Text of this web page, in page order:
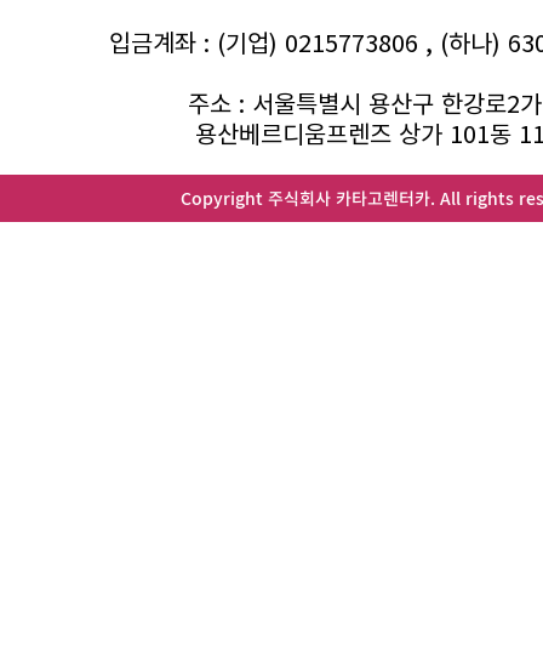
입금계좌 : (기업) 0215773806 , (하나)
주소 : 서울특별시 용산구 한강로2
용산베르디움프렌즈 상가 101동
Copyright 주식회사 카타고렌터카. All rights